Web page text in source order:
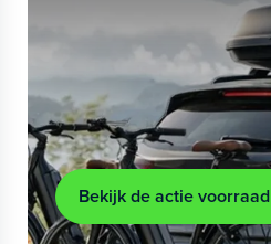
Bekijk de actie voorraad